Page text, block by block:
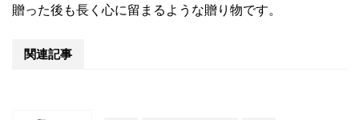
贈った後も長く心に留まるような贈り物です。
関連記事